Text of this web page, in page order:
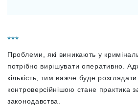
***
Проблеми, які виникають у
потрібно вирішувати оперативно.
кількість, тим важче буде
контроверсійнішою стане практика
законодавства.